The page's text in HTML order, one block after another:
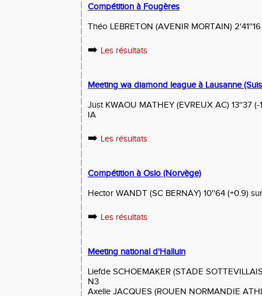
Compétition à Fougères
Théo LEBRETON (AVENIR MORTAIN)
➡️ Les résultats
Meeting wa diamond league à Lausanne
Just KWAOU MATHEY (EVREUX AC) 13''37 (-
IA
➡️ Les résultats
Compétition à Oslo (Norvège)
Hector WANDT (SC BERNAY) 10''64 (+0.9)
➡️ Les résultats
Meeting national d'Halluin
Liefde SCHOEMAKER (STADE
N3
Axelle JACQUES (ROUEN NORMANDIE